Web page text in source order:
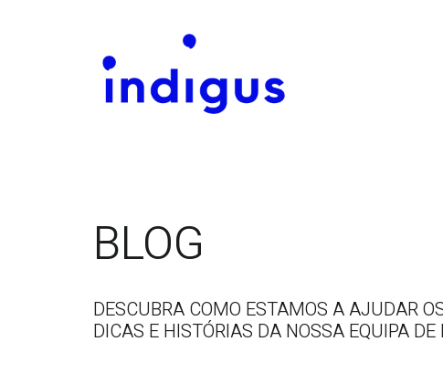
BLOG
DESCUBRA COMO ESTAMOS A AJUDAR
DICAS E HISTÓRIAS DA NOSSA EQUIPA